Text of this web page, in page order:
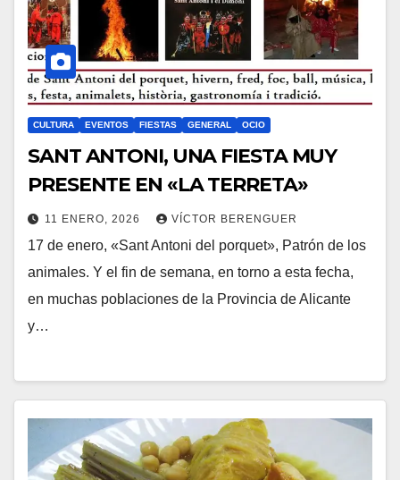
CULTURA EVENTOS FIESTAS GENERAL OCIO
SANT ANTONI, UNA FIESTA MUY
PRESENTE EN «LA TERRETA»
11 ENERO, 2026 VÍCTOR BERENGUER
17 de enero, «Sant Antoni del porquet», Patrón de los
animales. Y el fin de semana, en torno a esta fecha,
en muchas poblaciones de la Provincia de Alicante
y…